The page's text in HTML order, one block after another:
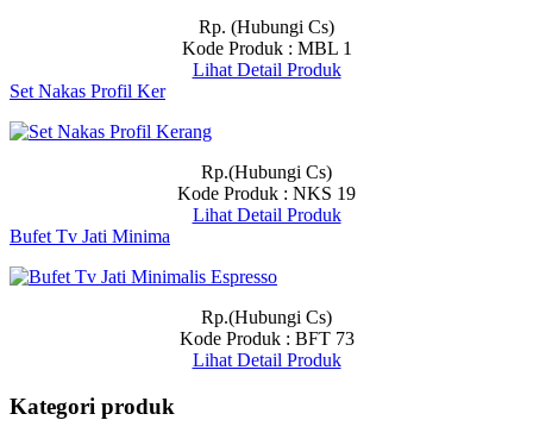
Rp. (Hubungi Cs)
Kode Produk : MBL 1
Lihat Detail Produk
Set Nakas Profil Ker
Rp.(Hubungi Cs)
Kode Produk : NKS 19
Lihat Detail Produk
Bufet Tv Jati Minima
Rp.(Hubungi Cs)
Kode Produk : BFT 73
Lihat Detail Produk
Kategori produk